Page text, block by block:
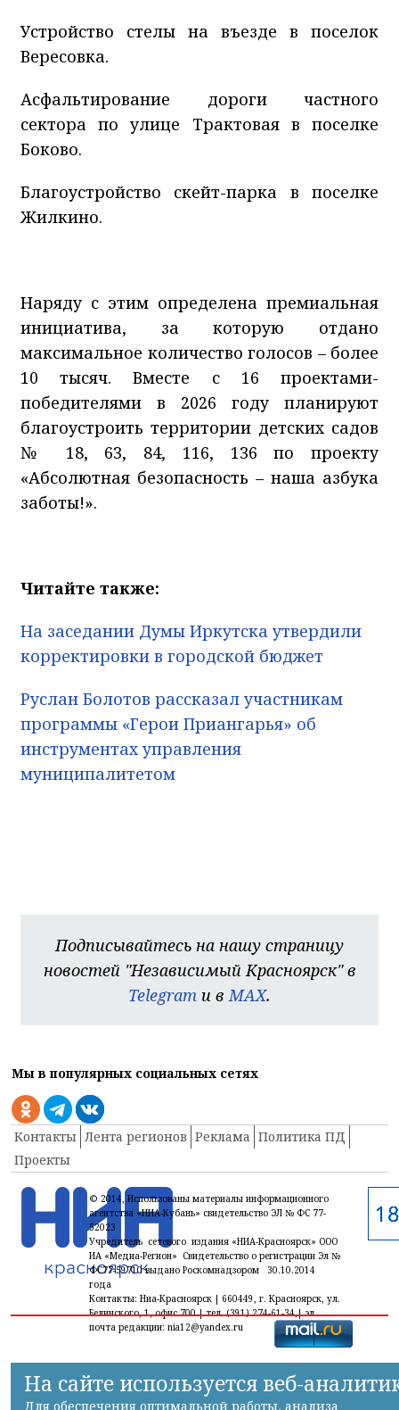
Устройство стелы на въезде в поселок
Вересовка.
Асфальтирование дороги частного
сектора по улице Трактовая в поселке
Боково.
Благоустройство скейт-парка в поселке
Жилкино.
Наряду с этим определена премиальная
инициатива, за которую отдано
максимальное количество голосов – более
10 тысяч. Вместе с 16 проектами-
победителями в 2026 году планируют
благоустроить территории детских садов
№ 18, 63, 84, 116, 136 по проекту
«Абсолютная безопасность – наша азбука
заботы!».
Читайте также:
На заседании Думы Иркутска утвердили
корректировки в городской бюджет
Руслан Болотов рассказал участникам
программы «Герои Приангарья» об
инструментах управления
муниципалитетом
Подписывайтесь на нашу страницу
новостей "Независимый Красноярск" в
Telegram и в MAX.
Мы в популярных социальных сетях
Контакты Лента регионов Реклама Политика ПД
Проекты
© 2014, Использованы материалы информационного
агентства «НИА-Кубань» свидетельство ЭЛ № ФС 77-
52023
Учредитель сетевого издания «НИА-Красноярск» ООО
ИА «Медиа-Регион» Свидетельство о регистрации Эл №
ФС77-59710 выдано Роскомнадзором 30.10.2014
года
Контакты: Ниа-Красноярск | 660449, г. Красноярск, ул.
Белинского, 1, офис 700 | тел. (391) 274-61-34,| эл.
почта редакции: nia12@yandex.ru
На сайте используется веб-
Для обеспечения оптимальной работы, анализа